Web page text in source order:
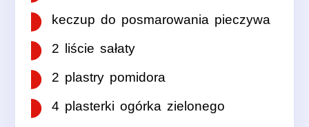
keczup do posmarowania pieczywa
2 liście sałaty
2 plastry pomidora
4 plasterki ogórka zielonego